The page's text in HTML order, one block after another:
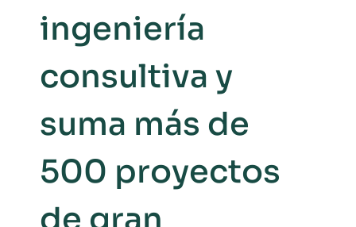
ingeniería
consultiva y
suma más de
500 proyectos